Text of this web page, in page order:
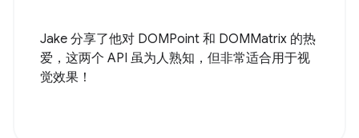
Jake 分享了他对 DOMPoint 和 DOMMatrix 的热
爱，这两个 API 虽为人熟知，但非常适合用于视
觉效果！